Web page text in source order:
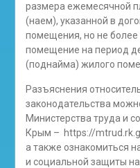
размера ежемесячной
(наем), указанной в
помещения, но не более
помещение на период
(поднайма) жилого
Разъяснения
законодательства
Министерства труда и
Крым – https://
а также ознакомиться
и социальной защиты